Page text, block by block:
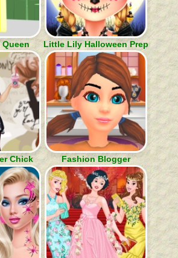
Queen Little Lily Halloween Prep
Chick Fashion Blogger